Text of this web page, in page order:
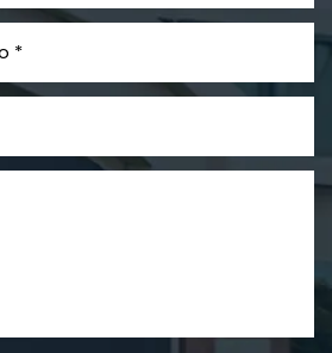
es el mesotelioma?